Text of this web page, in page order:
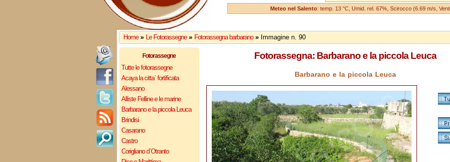
Meteo nel Salento: temp. 13 °C, Umid. rel. 67%, Scirocco (6.69 m/s,
Home » Le Fotorassegne » Fotorassegna barbarano » Immagine n. 90
Fotorassegne
Tutte le fotorassegne
Acaya la citta` fortificata
Alessano
Alliste Felline e le marine
Barbarano e la piccola Leuca
Brindisi
Casarano
Castro
Corigliano d`Otranto
Fotorassegna: Barbarano e la piccola Leuca
Barbarano e la piccola Leuca